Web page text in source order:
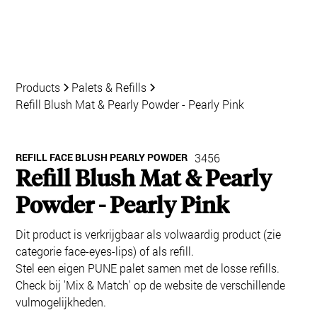
Products
Palets & Refills
Refill Blush Mat & Pearly Powder - Pearly Pink
REFILL FACE BLUSH PEARLY POWDER 3456
Refill Blush Mat & Pearly
Powder - Pearly Pink
Dit product is verkrijgbaar als volwaardig product (zie
categorie face-eyes-lips) of als refill.
Stel een eigen PUNE palet samen met de losse refills.
Check bij 'Mix & Match' op de website de verschillende
vulmogelijkheden.